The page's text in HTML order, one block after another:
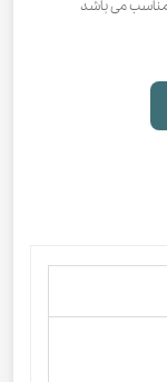
مناسب می باشد